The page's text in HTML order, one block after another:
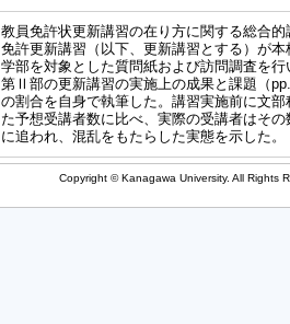
教員免許状更新講習の在り方に関する総合
免許更新講習（以下、更新講習とする）が
学部を対象とした質問紙および訪問調査を行
第Ⅱ部の更新講習の実施上の成果と課題（
の割合を自身で執筆した。講習実施前に文
た予想受講者数に比べ、実際の受講者はそ
に追われ、混乱をもたらした実態を示した。
Copyright © Kanagawa University. All Rights